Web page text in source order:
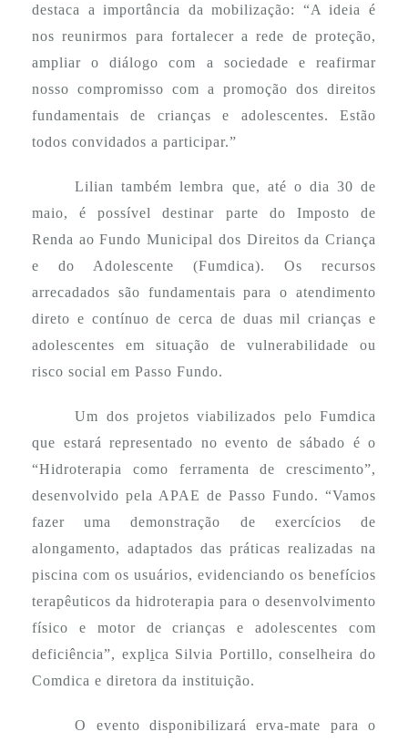
destaca a importância da mobilização: “A ideia é
nos reunirmos para fortalecer a rede de proteção,
ampliar o diálogo com a sociedade e reafirmar
nosso compromisso com a promoção dos direitos
fundamentais de crianças e adolescentes. Estão
todos convidados a participar.”
Lilian também lembra que, até o dia 30 de
maio, é possível destinar parte do Imposto de
Renda ao Fundo Municipal dos Direitos da Criança
e do Adolescente (Fumdica). Os recursos
arrecadados são fundamentais para o atendimento
direto e contínuo de cerca de duas mil crianças e
adolescentes em situação de vulnerabilidade ou
risco social em Passo Fundo.
Um dos projetos viabilizados pelo Fumdica
que estará representado no evento de sábado é o
“Hidroterapia como ferramenta de crescimento”,
desenvolvido pela APAE de Passo Fundo. “Vamos
fazer uma demonstração de exercícios de
alongamento, adaptados das práticas realizadas na
piscina com os usuários, evidenciando os benefícios
terapêuticos da hidroterapia para o desenvolvimento
físico e motor de crianças e adolescentes com
deficiência”, explica Silvia Portillo, conselheira do
Comdica e diretora da instituição.
O evento disponibilizará erva-mate para o